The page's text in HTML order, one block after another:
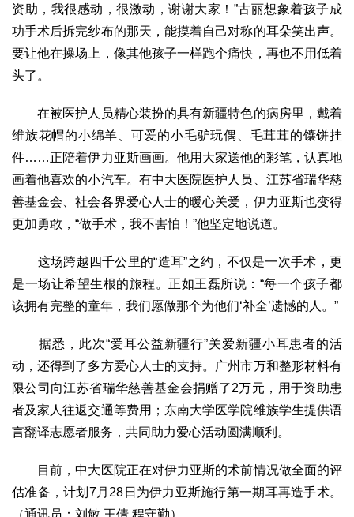
资助，我很感动，很激动，谢谢大家！”古丽想象着孩子成
功手术后拆完纱布的那天，能摸着自己对称的耳朵笑出声。
要让他在操场上，像其他孩子一样跑个痛快，再也不用低着
头了。
在被医护人员精心装扮的具有新疆特色的病房里，戴着
维族花帽的小绵羊、可爱的小毛驴玩偶、毛茸茸的馕饼挂
件……正陪着伊力亚斯画画。他用大家送他的彩笔，认真地
画着他喜欢的小汽车。有中大医院医护人员、江苏省瑞华慈
善基金会、社会各界爱心人士的暖心关爱，伊力亚斯也变得
更加勇敢，“做手术，我不害怕！”他坚定地说道。
这场跨越四千公里的“造耳”之约，不仅是一次手术，更
是一场让希望生根的旅程。正如王磊所说：“每一个孩子都
该拥有完整的童年，我们愿做那个为他们‘补全’遗憾的人。”
据悉，此次“爱耳公益新疆行”关爱新疆小耳患者的活
动，还得到了多方爱心人士的支持。广州市万和整形材料有
限公司向江苏省瑞华慈善基金会捐赠了2万元，用于资助患
者及家人往返交通等费用；东南大学医学院维族学生提供语
言翻译志愿者服务，共同助力爱心活动圆满顺利。
目前，中大医院正在对伊力亚斯的术前情况做全面的评
估准备，计划7月28日为伊力亚斯施行第一期耳再造手术。